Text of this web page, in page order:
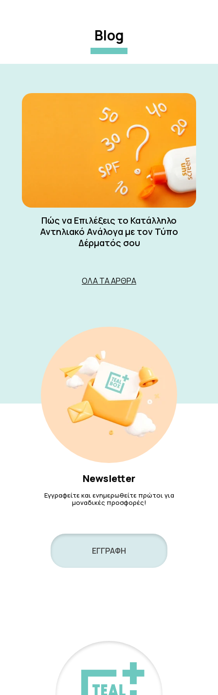
Blog
Πώς να Επιλέξεις το Κατάλληλο
Αντηλιακό Ανάλογα με τον Τύπο
Δέρματός σου
ΌΛΑ ΤΑ ΆΡΘΡΑ
Newsletter
Εγγραφείτε και ενημερωθείτε πρώτοι για
μοναδικές προσφορές!
ΕΓΓΡΑΦΗ